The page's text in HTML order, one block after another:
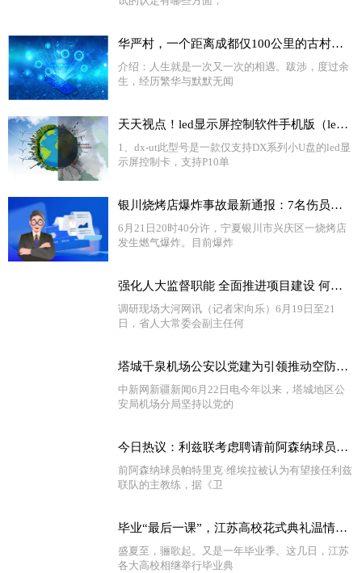
华严村，一个距离成都仅100公里的古村落，隐藏着川西最大的古聚落
介绍：人生就是一次又一次的相遇。跋涉，度过余
生，经历繁华与默默无闻
天天视点！led显示屏控制软件手机版（led显示屏控制软件dx）
1、dx-ut此型号是一款仅支持DX系列小U盘的led显
示屏控制卡，支持P10单
银川烧烤店爆炸事故最新通报：7名伤员生命体征平稳 将尽快查明爆炸事故原因_环球新资讯
6月21日20时40分许，宁夏银川市兴庆区一烧烤店
发生燃气爆炸。目前爆炸
强化人大监督职能 全面推进项目建设 何金平带队到济源示范区和焦作市调研“三个一批”项目建设情况 世界要闻
调研现场大河网讯（记者宋向乐）6月19日至21
日，省人大常委会副主任何
塔城千泉机场公安以党建为引领推动空防安全取得新成效 独家焦点
中新网新疆新闻6月22日电今年以来，塔城地区公
安局机场分局坚持以党的
今日热议：利兹联考虑聘请前阿森纳球员维埃拉为新主教练
前阿森纳球员帕特里克·维埃拉被认为有望接任利兹
联队的主教练，据《卫
毕业“最后一课”，江苏高校花式典礼温情告别_环球即时看
盛夏至，骊歌起。又是一年毕业季。这几日，江苏
各大高校相继举行毕业典